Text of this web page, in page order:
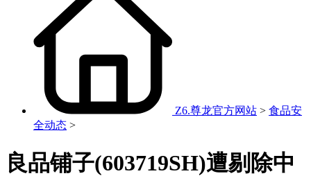
Z6.尊龙官方网站 > 食品安
全动态 >
良品铺子(603719SH)遭剔除中